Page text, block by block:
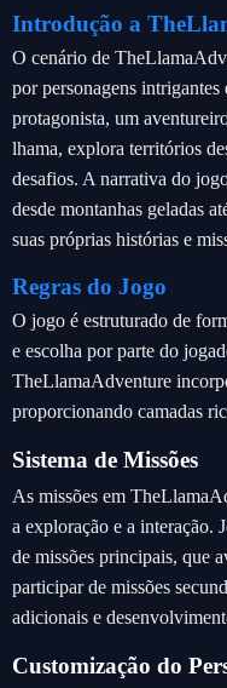
Introdução a
O cenário de
por personagens
protagonista, um
lhama, explora territórios
desafios. A narrativa do
desde montanhas geladas
suas próprias histórias e
Regras do Jogo
O jogo é estruturado de
e escolha por parte do
TheLlamaAdventure
proporcionando camadas
Sistema de Missões
As missões em
a exploração e a interação.
de missões principais, que
participar de missões
adicionais e
Customização do